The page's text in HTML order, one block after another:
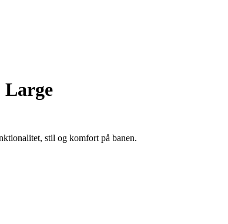
Large
stil og komfort på banen.